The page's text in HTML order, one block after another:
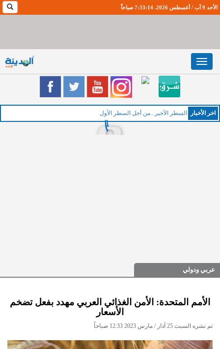
الأحد 9 آب / أغسطس 2026. 7:33:15 صباحاً
Toggle
navigation
اخر اﻷخبار السطر الأخير...من أجل السطر الأول
عربي ودولي
الأمم المتحدة: الأمن الغذائي العربي مهدد بفعل تضخم
الأسعار
تم نشره السبت 25 آذار / مارس 2023 12:33 صباحاً